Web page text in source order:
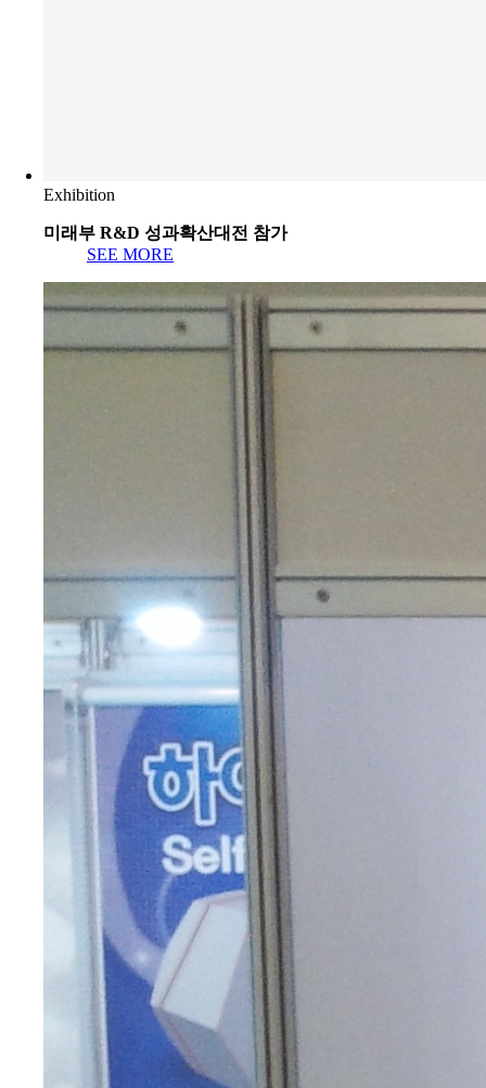
Exhibition
미래부 R&D 성과확산대전 참가
SEE MORE